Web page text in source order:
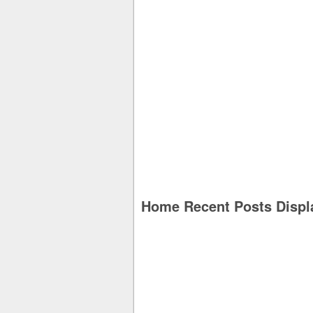
Home Recent Posts